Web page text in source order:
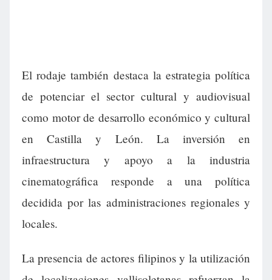
El rodaje también destaca la estrategia política
de potenciar el sector cultural y audiovisual
como motor de desarrollo económico y cultural
en Castilla y León. La inversión en
infraestructura y apoyo a la industria
cinematográfica responde a una política
decidida por las administraciones regionales y
locales.
La presencia de actores filipinos y la utilización